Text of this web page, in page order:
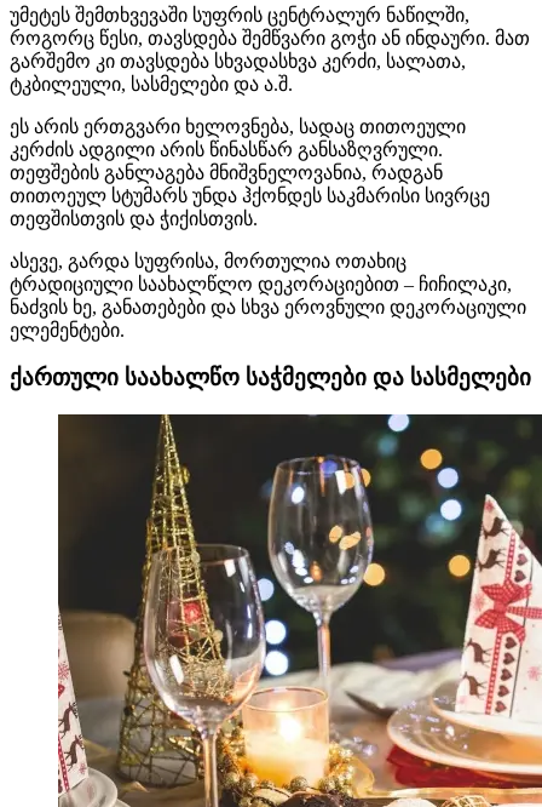
უმეტეს შემთხვევაში სუფრის ცენტრალურ ნაწილში,
როგორც წესი, თავსდება შემწვარი გოჭი ან ინდაური. მათ
გარშემო კი თავსდება სხვადასხვა კერძი, სალათა,
ტკბილეული, სასმელები და ა.შ.
ეს არის ერთგვარი ხელოვნება, სადაც თითოეული
კერძის ადგილი არის წინასწარ განსაზღვრული.
თეფშების განლაგება მნიშვნელოვანია, რადგან
თითოეულ სტუმარს უნდა ჰქონდეს საკმარისი სივრცე
თეფშისთვის და ჭიქისთვის.
ასევე, გარდა სუფრისა, მორთულია ოთახიც
ტრადიციული საახალწლო დეკორაციებით – ჩიჩილაკი,
ნაძვის ხე, განათებები და სხვა ეროვნული დეკორაციული
ელემენტები.
ქართული საახალწო საჭმელები და სასმელები